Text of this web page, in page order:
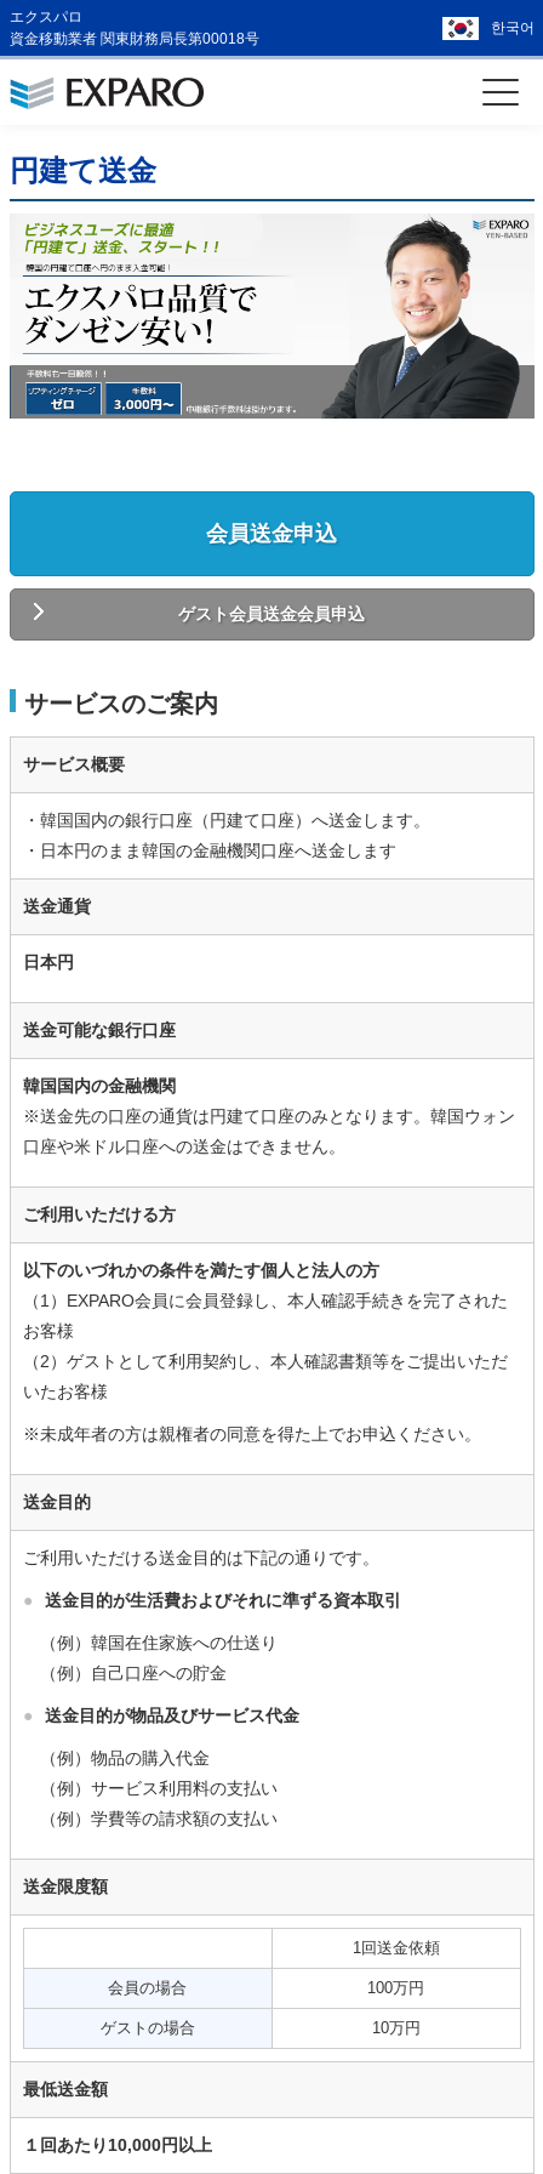
エクスパロ
資金移動業者 関東財務局長第00018号
한국어
円建て送金
会員送金申込
ゲスト会員送金会員申込
サービスのご案内
サービス概要
・韓国国内の銀行口座（円建て口座）へ送金します。
・日本円のまま韓国の金融機関口座へ送金します
送金通貨
日本円
送金可能な銀行口座
韓国国内の金融機関
※送金先の口座の通貨は円建て口座のみとなります。韓国ウォン
口座や米ドル口座への送金はできません。
ご利用いただける方
以下のいづれかの条件を満たす個人と法人の方
（1）EXPARO会員に会員登録し、本人確認手続きを完了された
お客様
（2）ゲストとして利用契約し、本人確認書類等をご提出いただ
いたお客様
※未成年者の方は親権者の同意を得た上でお申込ください。
送金目的
ご利用いただける送金目的は下記の通りです。
● 送金目的が生活費およびそれに準ずる資本取引
（例）韓国在住家族への仕送り
（例）自己口座への貯金
● 送金目的が物品及びサービス代金
（例）物品の購入代金
（例）サービス利用料の支払い
（例）学費等の請求額の支払い
送金限度額
1回送金依頼
会員の場合 100万円
ゲストの場合 10万円
最低送金額
１回あたり10,000円以上